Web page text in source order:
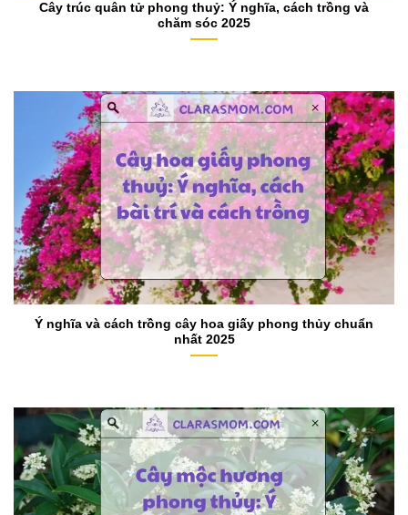
Cây trúc quân tử phong thuỷ: Ý nghĩa, cách trồng và
chăm sóc 2025
Ý nghĩa và cách trồng cây hoa giấy phong thủy chuẩn
nhất 2025